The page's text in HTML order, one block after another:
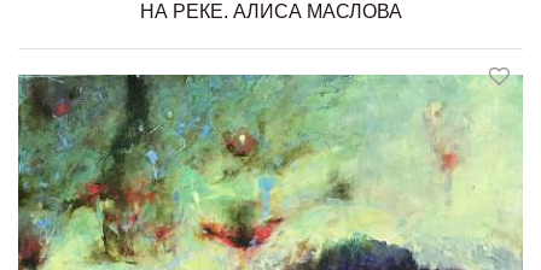
НА РЕКЕ. АЛИСА МАСЛОВА